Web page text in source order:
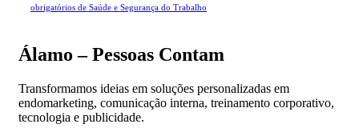
obrigatórios de Saúde e Segurança do Trabalho
Álamo – Pessoas Contam
Transformamos ideias em soluções personalizadas em
endomarketing, comunicação interna, treinamento corporativo,
tecnologia e publicidade.